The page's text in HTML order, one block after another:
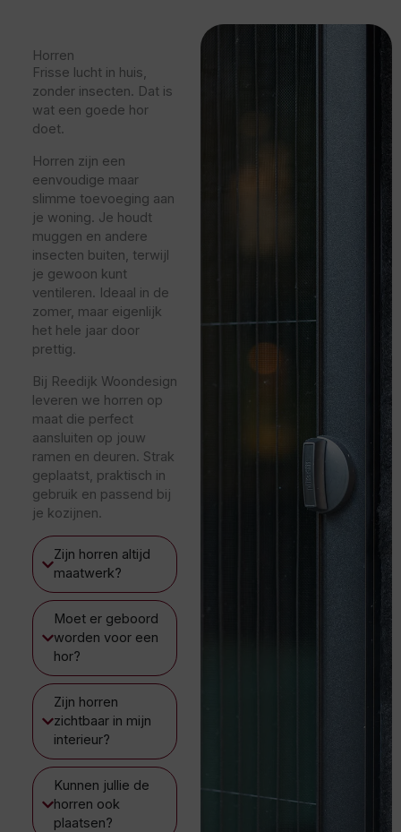
Horren
Frisse lucht in huis,
zonder insecten. Dat is
wat een goede hor
doet.
Horren zijn een
eenvoudige maar
slimme toevoeging aan
je woning. Je houdt
muggen en andere
insecten buiten, terwijl
je gewoon kunt
ventileren. Ideaal in de
zomer, maar eigenlijk
het hele jaar door
prettig.
Bij Reedijk Woondesign
leveren we horren op
maat die perfect
aansluiten op jouw
ramen en deuren. Strak
geplaatst, praktisch in
gebruik en passend bij
je kozijnen.
Zijn horren altijd
maatwerk?
Moet er geboord
worden voor een
hor?
Zijn horren
zichtbaar in mijn
interieur?
Kunnen jullie de
horren ook
plaatsen?